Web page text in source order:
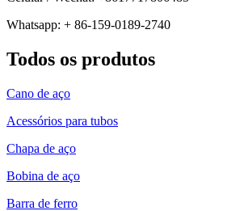
Whatsapp: + 86-159-0189-2740
Todos os produtos
Cano de aço
Acessórios para tubos
Chapa de aço
Bobina de aço
Barra de ferro